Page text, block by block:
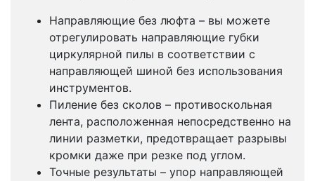
Направляющие без люфта – вы можете
отрегулировать направляющие губки
циркулярной пилы в соответствии с
направляющей шиной без использования
инструментов.
Пиление без сколов – противоскольная
лента, расположенная непосредственно на
линии разметки, предотвращает разрывы
кромки даже при резке под углом.
Точные результаты – упор направляющей